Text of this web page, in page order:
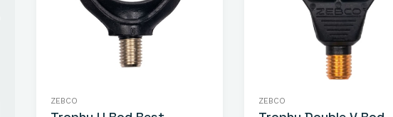
ZEBCO ZEBCO